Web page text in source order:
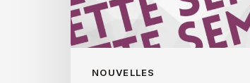
NOUVELLES